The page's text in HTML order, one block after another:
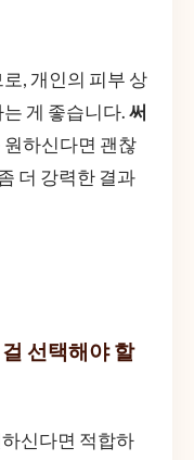
, 개인의 피부 상
게 좋습니다.써
하신다면 괜찮
더 강력한 결과
선택해야 할
신다면 적합하